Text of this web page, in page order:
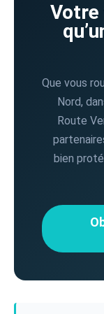
Votre
Que vous
Nord,
Route
bien